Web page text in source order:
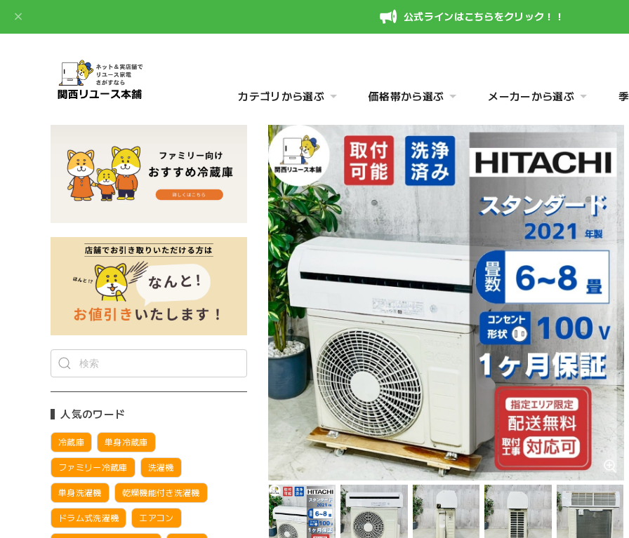
公式ラインはこちらをクリック！！
カテゴリから選ぶ 価格帯から選ぶ メーカーから選ぶ
人気のワード
冷蔵庫 単身冷蔵庫
ファミリー冷蔵庫 洗濯機
単身洗濯機 乾燥機能付き洗濯機
ドラム式洗濯機 エアコン